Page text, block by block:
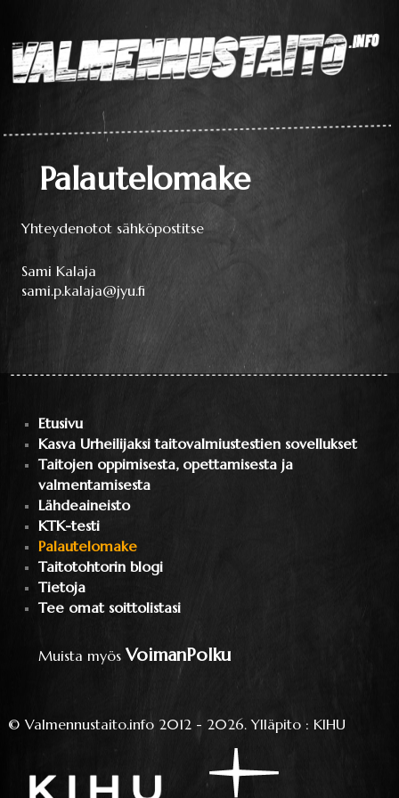
Valmennustaito.info
liikkumisen
perustaitojen
videokirjasto
Palautelomake
Yhteydenotot sähköpostitse
Sami Kalaja
sami.p.kalaja@jyu.fi
Etusivu
Kasva Urheilijaksi taitovalmiustestien sovellukset
Taitojen oppimisesta, opettamisesta ja
valmentamisesta
Lähdeaineisto
KTK-testi
Palautelomake
Taitotohtorin blogi
Tietoja
Tee omat soittolistasi
Muista myös VoimanPolku
© Valmennustaito.info2012 - 2026.Ylläpito: KIHU